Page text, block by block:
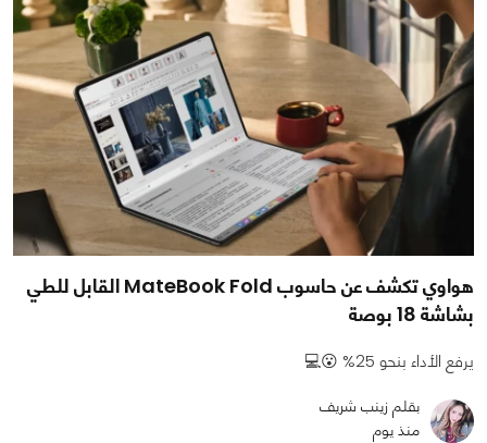
هواوي تكشف عن حاسوب MateBook Fold القابل للطي
بشاشة 18 بوصة
يرفع الأداء بنحو 25% 😮💻
بقلم زينب شريف
منذ يوم